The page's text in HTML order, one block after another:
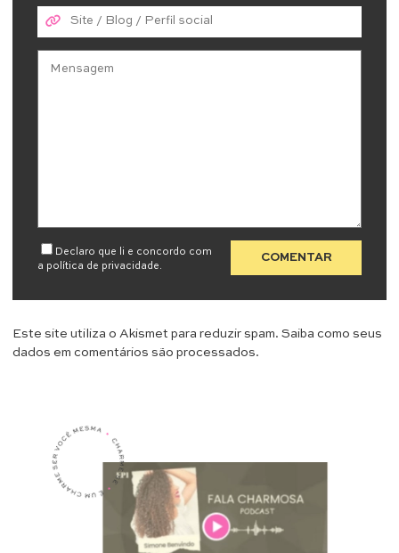
Declaro que li e concordo com
a política de privacidade.
Este site utiliza o Akismet para reduzir spam. Saiba como seus
dados em comentários são processados.